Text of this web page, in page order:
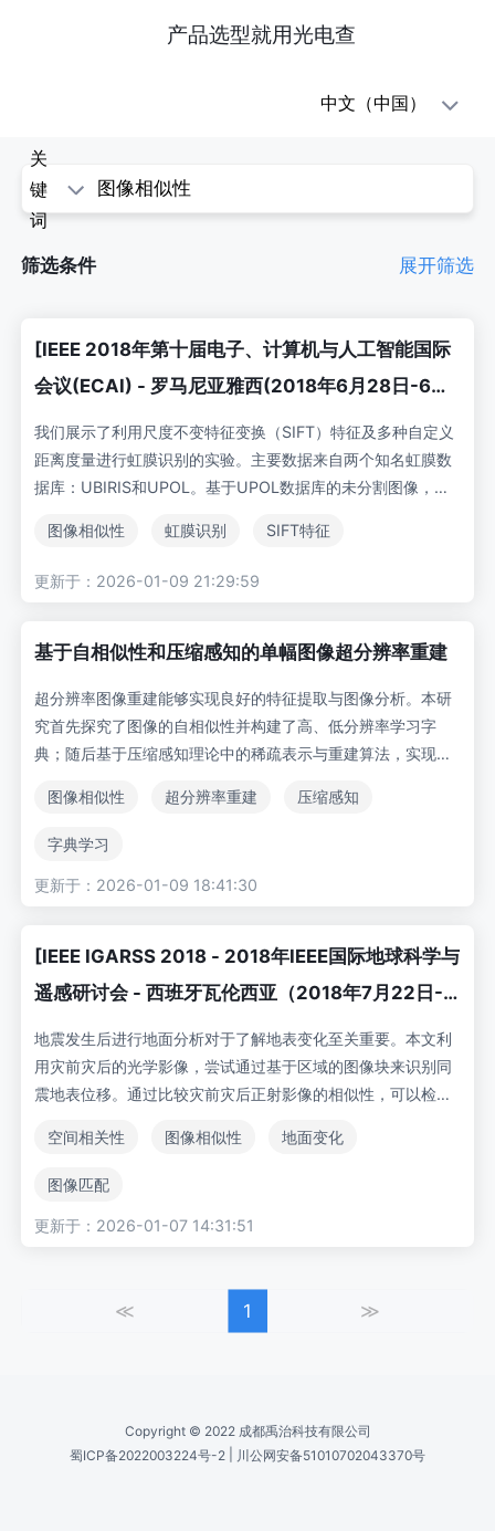
产品选型就用光电查
电
查)
科
学
论
文
中文（中国）
关
键
词
筛选条件 展开筛选
[IEEE 2018年第十届电子、计算机与人工智能国际
会议(ECAI) - 罗马尼亚雅西(2018年6月28日-6月
30日)] 2018年第十届电子、计算机与人工智能国
际会议(ECAI) - 基于不同距离度量的SIFT特征描述
符虹膜识别
我们展示了利用尺度不变特征变换（SIFT）特征及多种自定义
距离度量进行虹膜识别的实验。主要数据来自两个知名虹膜数
据库：UBIRIS和UPOL。基于UPOL数据库的未分割图像，我
个采用自动分割图像。通过将SIFT特征定义的距离度量应用于
虹膜识别，输入数据包括四个数据集：UBIRIS、UPOL以及从
更精密的方法处理。
图像相似性 虹膜识别 SIFT特征
更新于：2026-01-09 21:29:59
基于自相似性和压缩感知的单幅图像超分辨率重建
超分辨率图像重建能够实现良好的特征提取与图像分析。本研
究首先探究了图像的自相似性并构建了高、低分辨率学习字
典；随后基于压缩感知理论中的稀疏表示与重建算法，实现了
VD算法进行样本训练和学习字典构建，同时改进匹配追踪算
法，基于图像自相似性与压缩感知实现单幅图像SRSR。实验
优的视觉效果与图像质量；且与双线性插值及基于稀疏表示算
（PSNR），展现出更优异的超分辨率图像重建性能。
图像相似性 超分辨率重建 压缩感知
字典学习
更新于：2026-01-09 18:41:30
[IEEE IGARSS 2018 - 2018年IEEE国际地球科学与
遥感研讨会 - 西班牙瓦伦西亚（2018年7月22日-2
7日）] IGARSS 2018 - 2018年IEEE国际地球科学
与遥感研讨会 - 基于区域的光学航空影像同震地表
位移检测
地震发生后进行地面分析对于了解地表变化至关重要。本文利
用灾前灾后的光学影像，尝试通过基于区域的图像块来识别同
震地表位移。通过比较灾前灾后正射影像的相似性，可以检测
物。具有姿态参数的影像能够估算这些地物在世界空间中的三
维位置，从而通过灾前灾后地物之间的三维几何关联来测量地
同震地表位移。此外，还可根据空间相关性识别地表位移。
空间相关性 图像相似性 地面变化
图像匹配
更新于：2026-01-07 14:31:51
≪ 1 ≫
Copyright © 2022 成都禹治科技有限公司
蜀ICP备2022003224号-2
川公网安备51010702043370号